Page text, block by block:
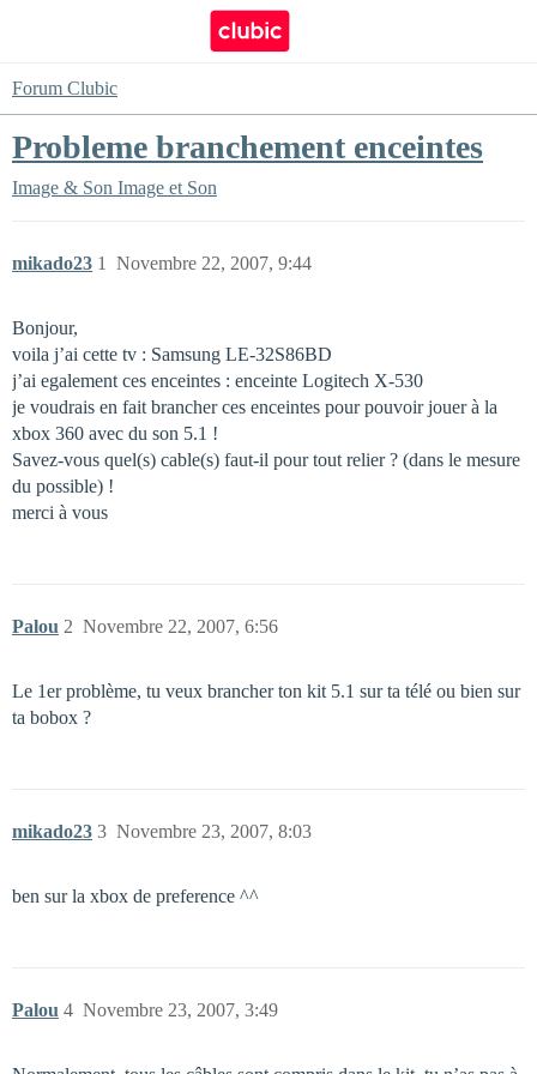
Forum Clubic
Probleme branchement enceintes
Image & Son Image et Son
mikado23 Novembre 22, 2007, 9:44
1
Bonjour,
voila j’ai cette tv : Samsung LE-32S86BD
j’ai egalement ces enceintes : enceinte Logitech X-530
je voudrais en fait brancher ces enceintes pour pouvoir jouer à la
xbox 360 avec du son 5.1 !
Savez-vous quel(s) cable(s) faut-il pour tout relier ? (dans le mesure
du possible) !
merci à vous
Palou Novembre 22, 2007, 6:56
2
Le 1er problème, tu veux brancher ton kit 5.1 sur ta télé ou bien sur
ta bobox ?
mikado23 Novembre 23, 2007, 8:03
3
ben sur la xbox de preference ^^
Palou Novembre 23, 2007, 3:49
4